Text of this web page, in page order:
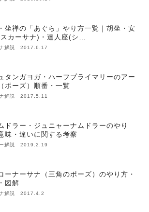
坐禅の「あぐら」やり方一覧｜胡坐・安
カーサナ)・達人座(シ…
ナ解説 2017.6.17
タンガヨガ・ハーフプライマリーのアー
ポーズ）順番・一覧
ナ解説 2017.5.11
ドラー・ジュニャーナムドラーのやり
味・違いに関する考察
解説 2019.2.19
ーナーサナ（三角のポーズ）のやり方・
図解
ナ解説 2017.4.2